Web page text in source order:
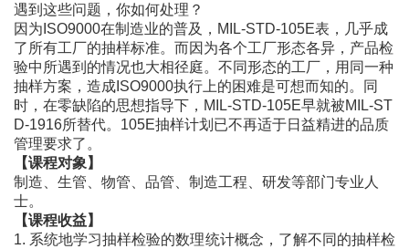
遇到这些问题，你如何处理？
因为 ISO9000在制造业的普及，MIL-STD-105E表，几乎成
了所有工厂的抽样标准。而因为各个工厂形态各异，产品检
验中所遇到的情况也大相径庭。不同形态的工厂，用同一种
抽样方案，造成ISO9000执行上的困难是可想而知的。同
时，在零缺陷的思想指导下，MIL-STD-105E早就被MIL-ST
D-1916所替代。105E抽样计划已不再适于日益精进的品质
管理要求了。
【课程对象】
制造、生管、物管、品管、制造工程、研发等部门专业人
士。
【课程收益】
1. 系统地学习抽样检验的数理统计概念，了解不同的抽样检